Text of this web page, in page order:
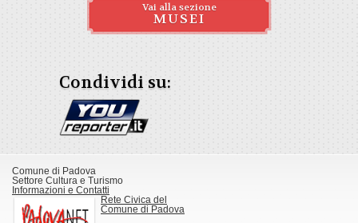
Vai alla sezione
MUSEI
Condividi su:
Comune di Padova
Settore Cultura e Turismo
Informazioni e Contatti
Rete Civica del
Comune di Padova